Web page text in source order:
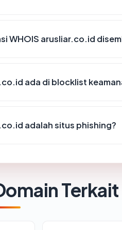
WHOIS arusliar.co.id
ada di blocklist
adalah situs phishing?
Terkait